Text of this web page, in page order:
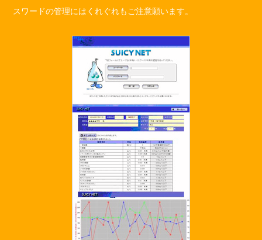
スワードの管理にはくれぐれもご注意願います。